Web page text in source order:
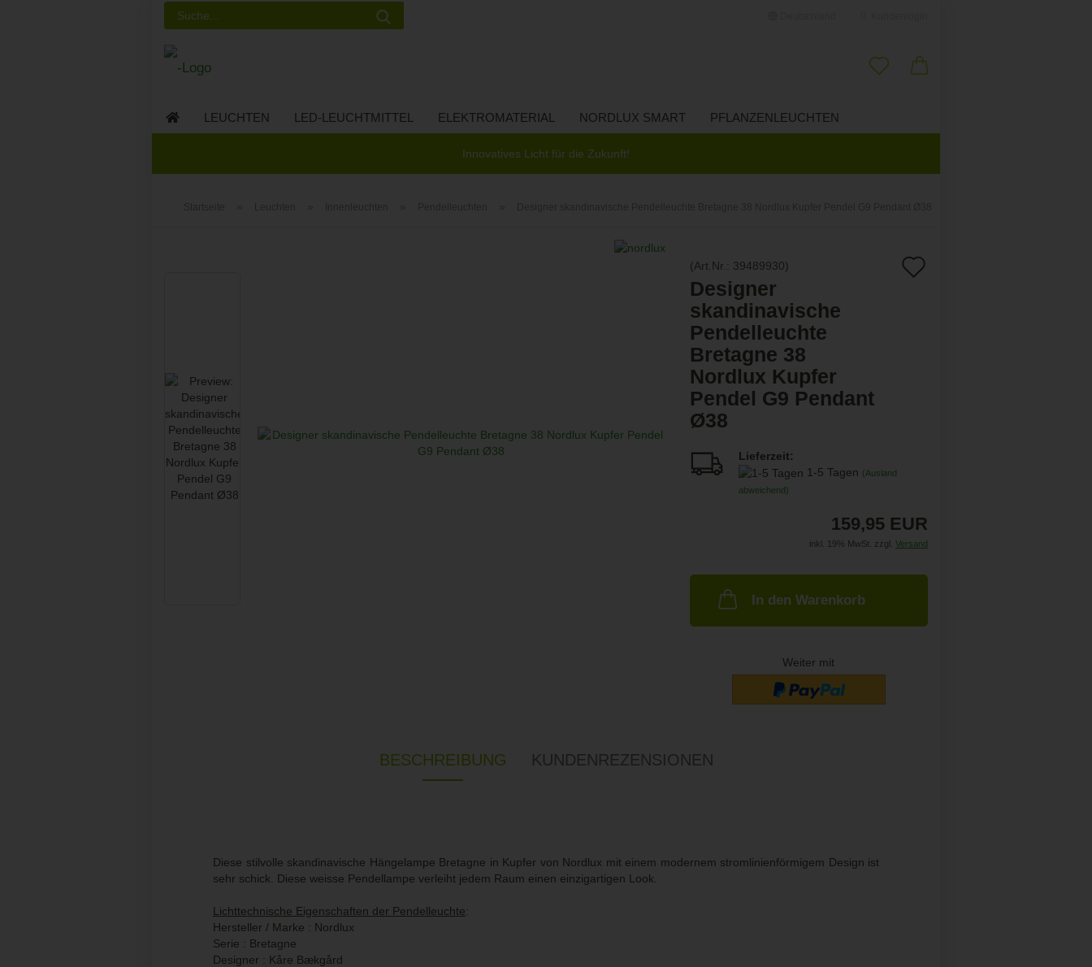
Passwort vergessen?
Innovatives Licht für die Zukunft!
LEUCHTEN LED-LEUCHTMITTEL ELEKTROMATERIAL NORDLUX SMART PFLANZENLEUCHTEN
(Art.Nr.: 39489930)
Designer
skandinavische
Pendelleuchte
Bretagne 38
Nordlux Kupfer
Pendel G9 Pendant
Ø38
Lieferzeit:
1-5 Tagen (Ausland
abweichend)
159,95 EUR
inkl. 19% MwSt. zzgl. Versand
In den Warenkorb
Weiter mit
BESCHREIBUNG KUNDENREZENSIONEN
Diese stilvolle skandinavische Hängelampe Bretagne in Kupfer von Nordlux mit einem modernem stromlinienförmigem Design ist
sehr schick. Diese weisse Pendellampe verleiht jedem Raum einen einzigartigen Look.
Lichttechnische Eigenschaften der Pendelleuchte:
Hersteller / Marke : Nordlux
Serie : Bretagne
Designer : Kåre Bækgård